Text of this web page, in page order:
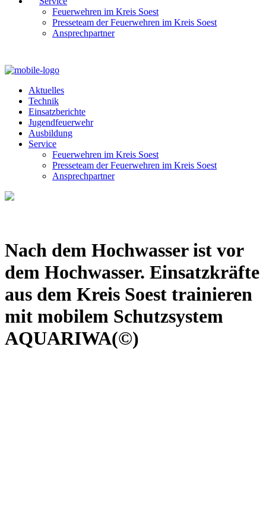
Feuerwehren im Kreis Soest
Presseteam der Feuerwehren im Kreis Soest
Ansprechpartner
Aktuelles
Technik
Einsatzberichte
Jugendfeuerwehr
Ausbildung
Service
Feuerwehren im Kreis Soest
Presseteam der Feuerwehren im Kreis Soest
Ansprechpartner
Nach dem Hochwasser ist vor
dem Hochwasser. Einsatzkräfte
aus dem Kreis Soest trainieren
mit mobilem Schutzsystem
AQUARIWA(©)